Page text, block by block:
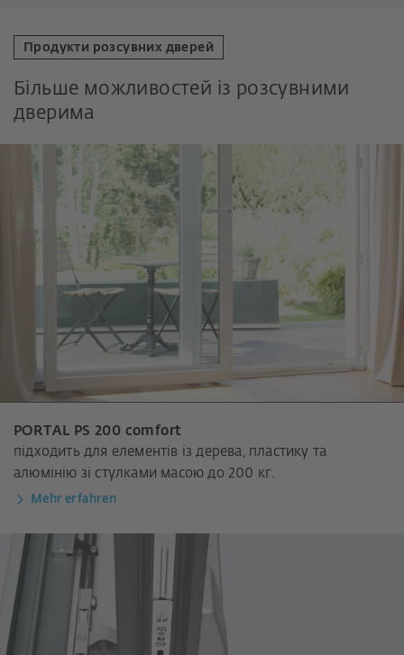
Продукти розсувних дверей
Більше можливостей із розсувними
дверима
PORTAL PS 200 comfort
підходить для елементів із дерева, пластику та
алюмінію зі стулками масою до 200 кг.
Mehr erfahren